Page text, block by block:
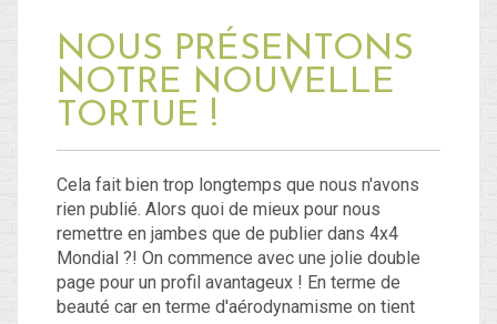
NOUS PRÉSENTONS
NOTRE NOUVELLE
TORTUE !
Cela fait bien trop longtemps que nous n'avons
rien publié. Alors quoi de mieux pour nous
remettre en jambes que de publier dans 4x4
Mondial ?! On commence avec une jolie double
page pour un profil avantageux ! En terme de
beauté car en terme d'aérodynamisme on tient